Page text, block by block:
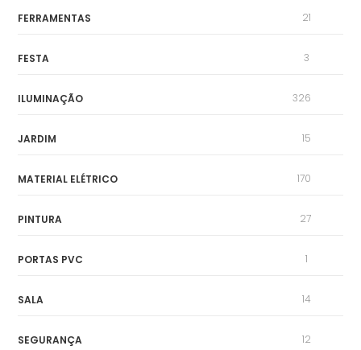
FERRAMENTAS 21
FESTA 3
ILUMINAÇÃO 326
JARDIM 15
MATERIAL ELÉTRICO 170
PINTURA 27
PORTAS PVC 1
SALA 14
SEGURANÇA 12